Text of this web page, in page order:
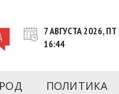
– это информационный
Запорожья и
7 АВГУСТА 2026, ПТ
16:44
ПОЛИТИКА